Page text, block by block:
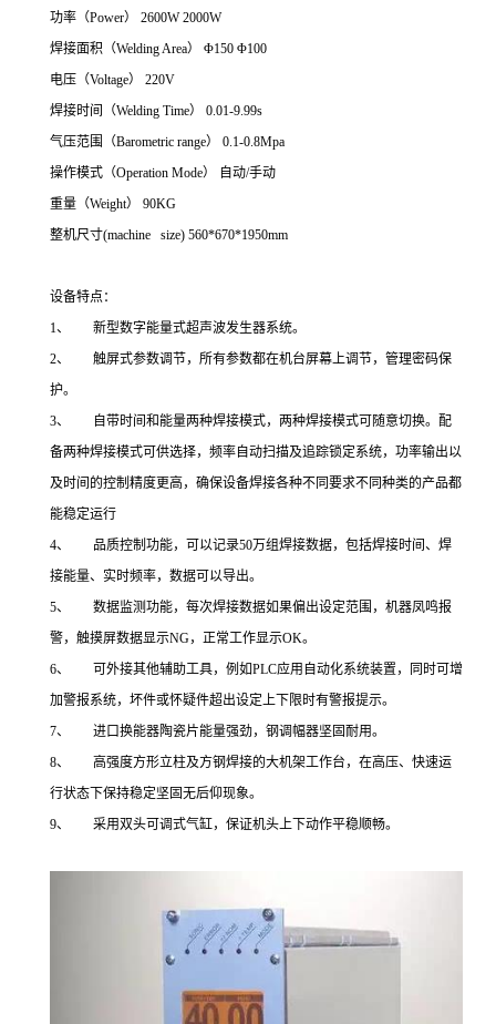
功率（Power） 2600W 2000W
焊接面积（Welding Area） Φ150 Φ100
电压（Voltage） 220V
焊接时间（Welding Time） 0.01-9.99s
气压范围（Barometric range） 0.1-0.8Mpa
操作模式（Operation Mode） 自动/手动
重量（Weight） 90KG
整机尺寸(machine size) 560*670*1950mm
设备特点：
1、 新型数字能量式超声波发生器系统。
2、 触屏式参数调节，所有参数都在机台屏幕上调节，管理密码保
护。
3、 自带时间和能量两种焊接模式，两种焊接模式可随意切换。配
备两种焊接模式可供选择，频率自动扫描及追踪锁定系统，功率输出以
及时间的控制精度更高，确保设备焊接各种不同要求不同种类的产品都
能稳定运行
4、 品质控制功能，可以记录50万组焊接数据，包括焊接时间、焊
接能量、实时频率，数据可以导出。
5、 数据监测功能，每次焊接数据如果偏出设定范围，机器凤鸣报
警，触摸屏数据显示NG，正常工作显示OK。
6、 可外接其他辅助工具，例如PLC应用自动化系统装置，同时可增
加警报系统，坏件或怀疑件超出设定上下限时有警报提示。
7、 进口换能器陶瓷片能量强劲，钢调幅器坚固耐用。
8、 高强度方形立柱及方钢焊接的大机架工作台，在高压、快速运
行状态下保持稳定坚固无后仰现象。
9、 采用双头可调式气缸，保证机头上下动作平稳顺畅。